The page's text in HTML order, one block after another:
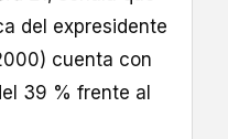
del expresidente
cuenta con
39 % frente al